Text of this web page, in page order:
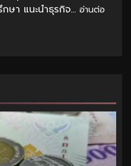
ษา แนะนำธุรกิจ... อ่านต่อ